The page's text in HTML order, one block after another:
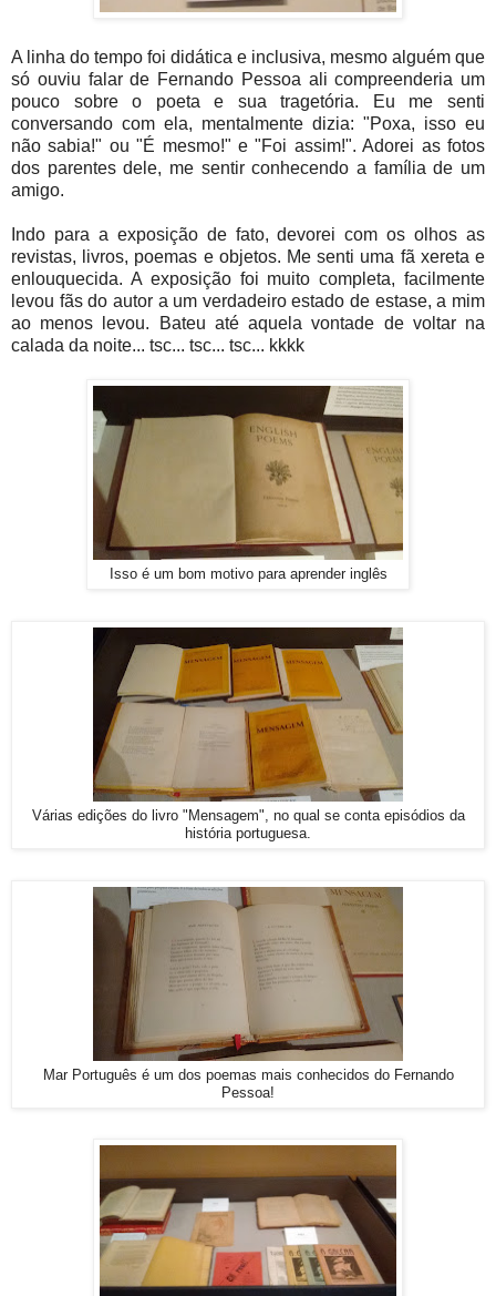
A linha do tempo foi didática e inclusiva, mesmo alguém que
só ouviu falar de Fernando Pessoa ali compreenderia um
pouco sobre o poeta e sua tragetória. Eu me senti
conversando com ela, mentalmente dizia: "Poxa, isso eu
não sabia!" ou "É mesmo!" e "Foi assim!". Adorei as fotos
dos parentes dele, me sentir conhecendo a família de um
amigo.
Indo para a exposição de fato, devorei com os olhos as
revistas, livros, poemas e objetos. Me senti uma fã xereta e
enlouquecida. A exposição foi muito completa, facilmente
levou fãs do autor a um verdadeiro estado de estase, a mim
ao menos levou. Bateu até aquela vontade de voltar na
calada da noite... tsc... tsc... tsc... kkkk
Isso é um bom motivo para aprender inglês
Várias edições do livro "Mensagem", no qual se conta episódios da
história portuguesa.
Mar Português é um dos poemas mais conhecidos do Fernando
Pessoa!